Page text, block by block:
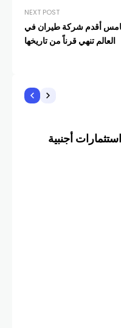
NEXT POST
أقدم شركة طيران في
العالم تنهي قرناً من تاريخها
دولار استثمارات أجنبية